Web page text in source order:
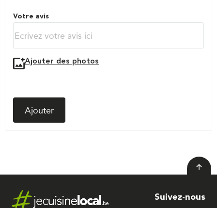
Votre avis
Ajouter des photos
Ajouter
Suivez-nous